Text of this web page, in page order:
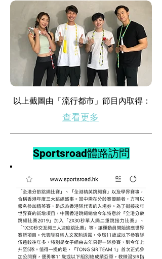
​以上截圖由「流行都市」節目內取得：
查看更多
Sportsroad體路訪問